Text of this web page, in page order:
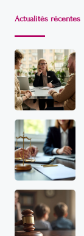
Actualités récentes